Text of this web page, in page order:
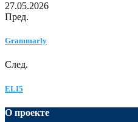
27.05.2026
Пред.
Grammarly
След.
ELI5
О проекте